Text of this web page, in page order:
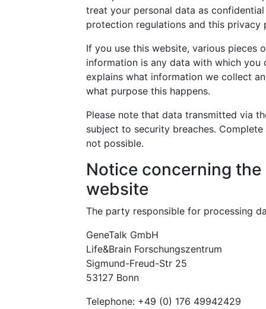
treat your personal data as
protection regulations and this privacy
If you use this website, various pieces
information is any data with which
explains what information we collect
what purpose this happens.
Please note that data transmitted via
subject to security breaches.
not possible.
Notice concerning
website
The party responsible for processing
GeneTalk GmbH
Life&Brain Forschungszentrum
Sigmund-Freud-Str 25
53127 Bonn
Telephone: +49 (0) 176 49942429